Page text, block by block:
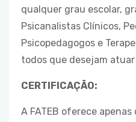
qualquer grau escolar,
Psicanalistas Clínicos,
Psicopedagogos e
todos que desejam
CERTIFICAÇÃO:
A FATEB oferece apenas